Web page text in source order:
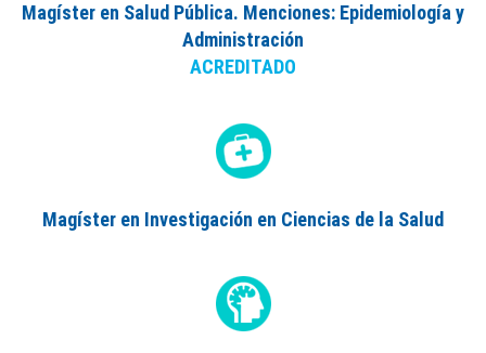
Magíster en Salud Pública. Menciones: Epidemiología y
Administración
ACREDITADO
Magíster en Investigación en Ciencias de la Salud